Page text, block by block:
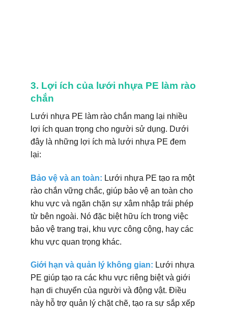
3. Lợi ích của lưới nhựa PE làm rào
chắn
Lưới nhựa PE làm rào chắn mang lại nhiều
lợi ích quan trọng cho người sử dụng. Dưới
đây là những lợi ích mà lưới nhựa PE đem
lại:
Bảo vệ và an toàn: Lưới nhựa PE tạo ra một
rào chắn vững chắc, giúp bảo vệ an toàn cho
khu vực và ngăn chặn sự xâm nhập trái phép
từ bên ngoài. Nó đặc biệt hữu ích trong việc
bảo vệ trang trại, khu vực công cộng, hay các
khu vực quan trọng khác.
Giới hạn và quản lý không gian: Lưới nhựa
PE giúp tạo ra các khu vực riêng biệt và giới
hạn di chuyển của người và động vật. Điều
này hỗ trợ quản lý chặt chẽ, tạo ra sự sắp xếp